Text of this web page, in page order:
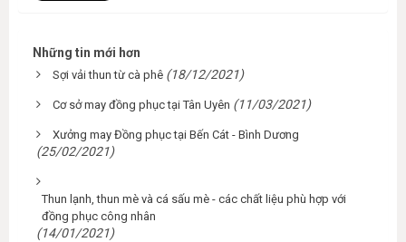
Những tin mới hơn
Sợi vải thun từ cà phê (18/12/2021)
Cơ sở may đồng phục tại Tân Uyên (11/03/2021)
Xưởng may Đồng phục tại Bến Cát - Bình Dương
(25/02/2021)
Thun lạnh, thun mè và cá sấu mè - các chất liệu phù hợp với
đồng phục công nhân
(14/01/2021)